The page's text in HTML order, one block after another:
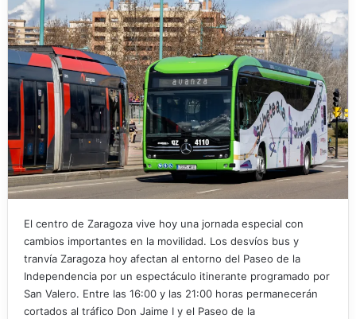
El centro de Zaragoza vive hoy una jornada especial con
cambios importantes en la movilidad. Los desvíos bus y
tranvía Zaragoza hoy afectan al entorno del Paseo de la
Independencia por un espectáculo itinerante programado por
San Valero. Entre las 16:00 y las 21:00 horas permanecerán
cortados al tráfico Don Jaime I y el Paseo de la